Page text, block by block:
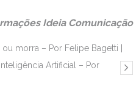
Ideia Comunicação
morra – Por Felipe Bagetti |
Artificial – Por